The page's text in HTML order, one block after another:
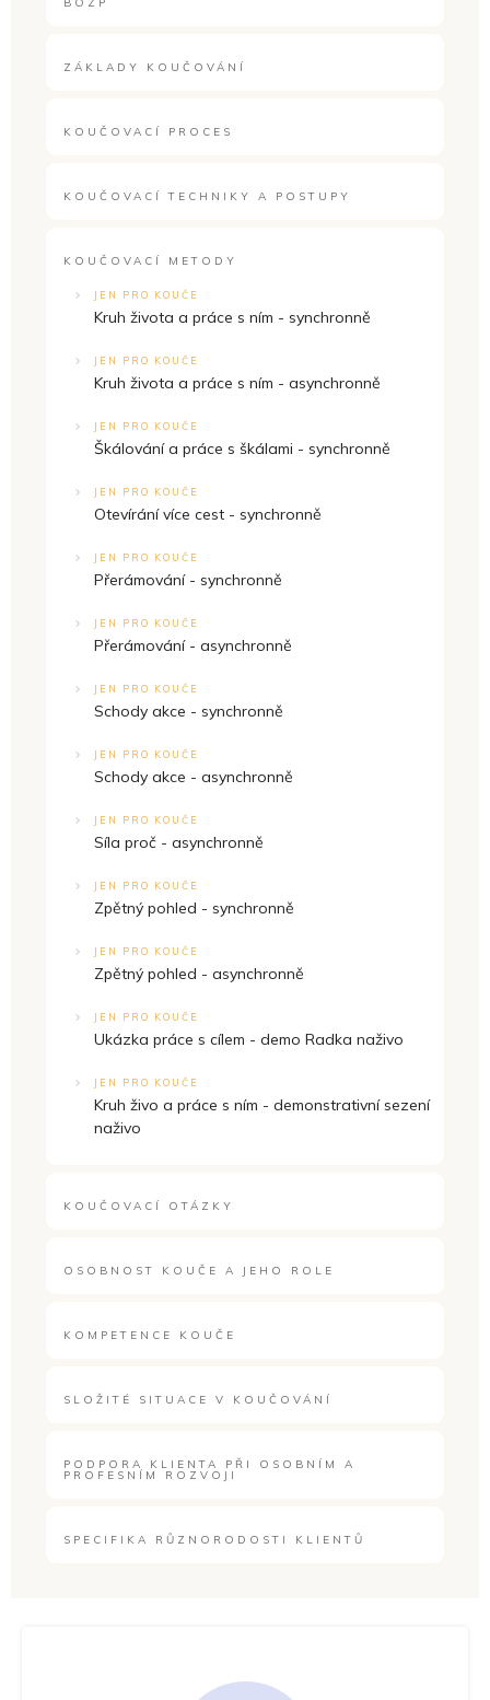
BOZP
ZÁKLADY KOUČOVÁNÍ
KOUČOVACÍ PROCES
KOUČOVACÍ TECHNIKY A POSTUPY
KOUČOVACÍ METODY
JEN PRO KOUČE
Kruh života a práce s ním - synchronně
JEN PRO KOUČE
Kruh života a práce s ním - asynchronně
JEN PRO KOUČE
Škálování a práce s škálami - synchronně
JEN PRO KOUČE
Otevírání více cest - synchronně
JEN PRO KOUČE
Přerámování - synchronně
JEN PRO KOUČE
Přerámování - asynchronně
JEN PRO KOUČE
Schody akce - synchronně
JEN PRO KOUČE
Schody akce - asynchronně
JEN PRO KOUČE
Síla proč - asynchronně
JEN PRO KOUČE
Zpětný pohled - synchronně
JEN PRO KOUČE
Zpětný pohled - asynchronně
JEN PRO KOUČE
Ukázka práce s cílem - demo Radka naživo
JEN PRO KOUČE
Kruh živo a práce s ním - demonstrativní sezení
naživo
KOUČOVACÍ OTÁZKY
OSOBNOST KOUČE A JEHO ROLE
KOMPETENCE KOUČE
SLOŽITÉ SITUACE V KOUČOVÁNÍ
PODPORA KLIENTA PŘI OSOBNÍM A
PROFESNÍM ROZVOJI
SPECIFIKA RŮZNORODOSTI KLIENTŮ